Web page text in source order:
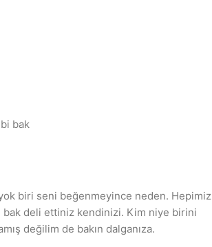
bak
biri seni beğenmeyince neden. Hepimiz
bak deli ettiniz kendinizi. Kim niye birini
değilim de bakın dalganıza.